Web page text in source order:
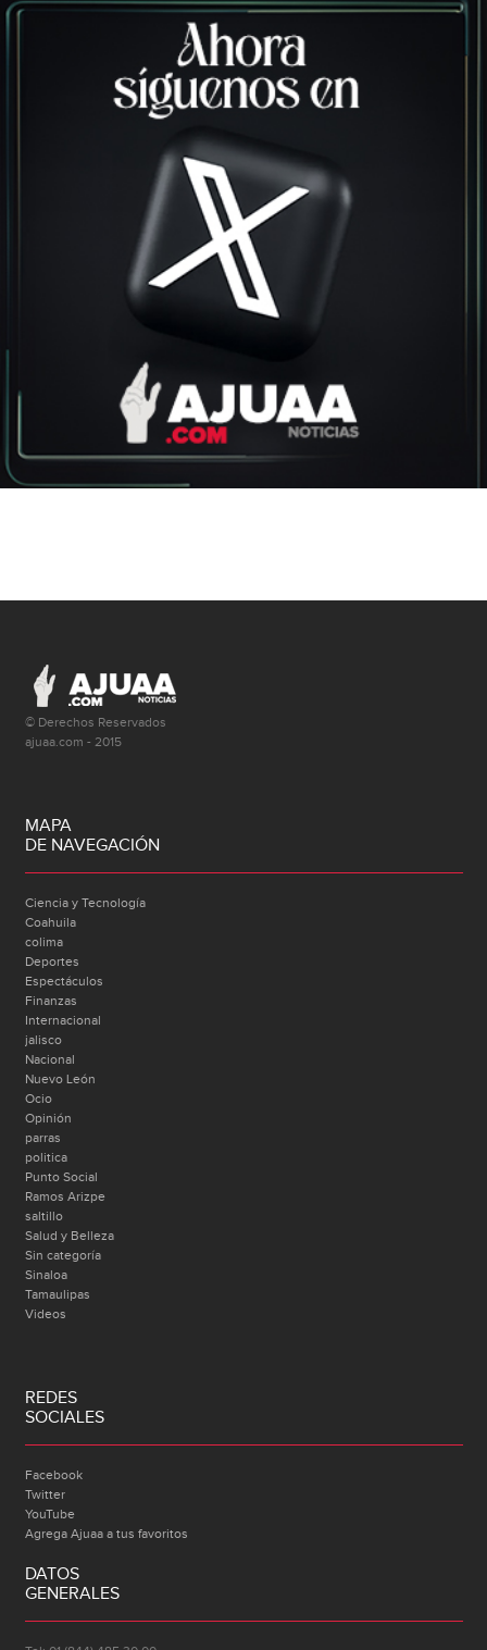
© Derechos Reservados
ajuaa.com - 2015
MAPA
DE NAVEGACIÓN
Ciencia y Tecnología
Coahuila
colima
Deportes
Espectáculos
Finanzas
Internacional
jalisco
Nacional
Nuevo León
Ocio
Opinión
parras
politica
Punto Social
Ramos Arizpe
saltillo
Salud y Belleza
Sin categoría
Sinaloa
Tamaulipas
Videos
REDES
SOCIALES
Facebook
Twitter
YouTube
Agrega Ajuaa a tus favoritos
DATOS
GENERALES